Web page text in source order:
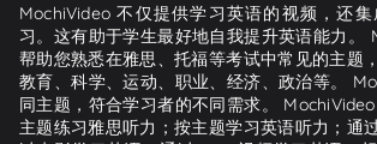
MochiVideo 不仅提供学习英语的视频，还
习。这有助于学生最好地自我提升英语能力。
帮助您熟悉在雅思、托福等考试中常见的主题
教育、科学、运动、职业、经济、政治等。
同主题，符合学习者的不同需求。
主题练习雅思听力；按主题学习英语听力；通